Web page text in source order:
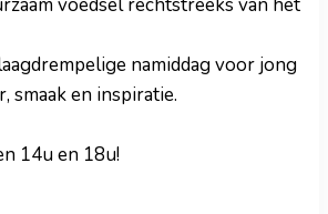
voedsel rechtstreeks van het
namiddag voor jong
smaak en inspiratie.
14u en 18u!